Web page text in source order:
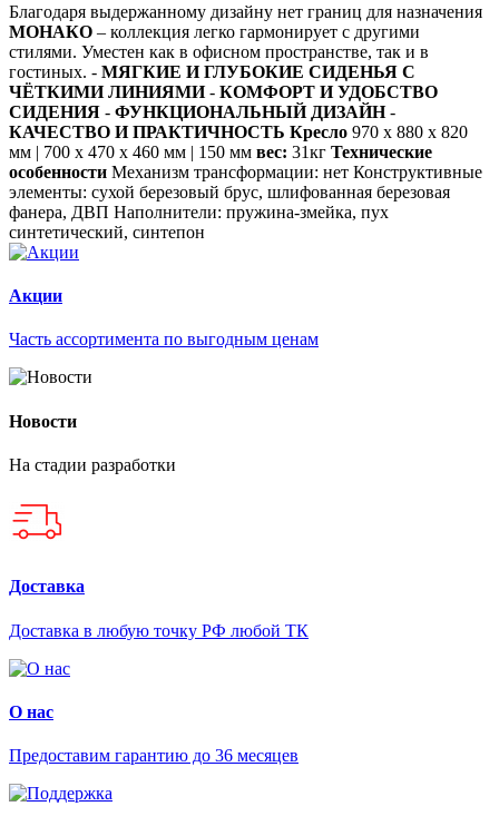
Благодаря выдержанному дизайну нет границ для назначения
МОНАКО – коллекция легко гармонирует с другими
стилями. Уместен как в офисном пространстве, так и в
гостиных. - МЯГКИЕ И ГЛУБОКИЕ СИДЕНЬЯ С
ЧЁТКИМИ ЛИНИЯМИ- КОМФОРТ И УДОБСТВО
СИДЕНИЯ - ФУНКЦИОНАЛЬНЫЙ ДИЗАЙН-
КАЧЕСТВО И ПРАКТИЧНОСТЬ Кресло 970 х 880 х 820
мм | 700 х 470 х 460 мм | 150 мм вес: 31кг Технические
особенности Механизм трансформации: нет Конструктивные
элементы: сухой березовый брус, шлифованная березовая
фанера, ДВП Наполнители: пружина-змейка, пух
синтетический, синтепон
Акции
Часть ассортимента по выгодным ценам
Новости
На стадии разработки
Доставка
Доставка в любую точку РФ любой ТК
О нас
Предоставим гарантию до 36 месяцев